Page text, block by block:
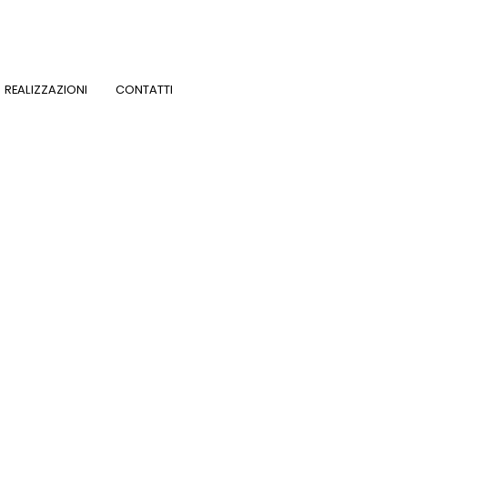
REALIZZAZIONI CONTATTI